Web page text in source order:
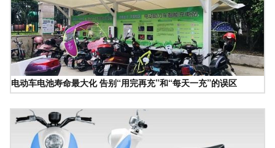
电动车电池寿命最大化 告别“用完再充”和“每天一充”的误区